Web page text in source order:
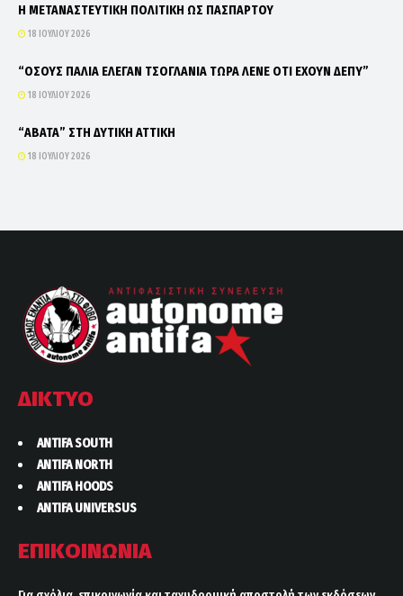
Η ΜΕΤΑΝΑΣΤΕΥΤΙΚΗ ΠΟΛΙΤΙΚΗ ΩΣ ΠΑΣΠΑΡΤΟΥ
18 ΙΟΥΛΊΟΥ 2026
“ΟΣΟΥΣ ΠΑΛΙΑ ΕΛΕΓΑΝ ΤΣΟΓΛΑΝΙΑ ΤΩΡΑ ΛΕΝΕ ΟΤΙ ΕΧΟΥΝ ΔΕΠΥ”
18 ΙΟΥΛΊΟΥ 2026
“ΑΒΑΤΑ” ΣΤΗ ΔΥΤΙΚΗ ΑΤΤΙΚΗ
18 ΙΟΥΛΊΟΥ 2026
ΔΙΚΤΥΟ
ANTIFA SOUTH
ANTIFA NORTH
ANTIFA HOODS
ANTIFA UNIVERSUS
ΕΠΙΚΟΙΝΩΝΙΑ